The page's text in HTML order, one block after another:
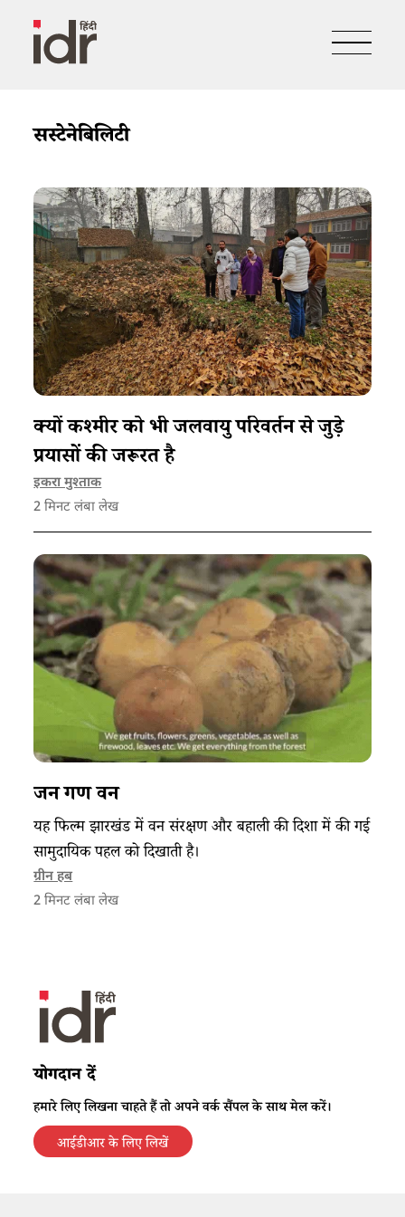
सस्टेनेबिलिटी
क्यों कश्मीर को भी जलवायु परिवर्तन से जुड़े
प्रयासों की जरूरत है
इकरा मुश्ताक
2 मिनट लंबा लेख
जन गण वन
यह फिल्म झारखंड में वन संरक्षण और बहाली की दिशा में की गई
सामुदायिक पहल को दिखाती है।
ग्रीन हब
2 मिनट लंबा लेख
योगदान दें
हमारे लिए लिखना चाहते हैं तो अपने वर्क सैंपल के साथ मेल करें।
आईडीआर के लिए लिखें